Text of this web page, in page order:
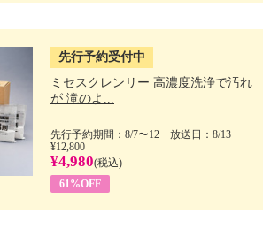
先行予約受付中
ミセスクレンリー 高濃度洗浄で汚れ
が 滝のよ...
先行予約期間：8/7〜12 放送日：8/13
¥12,800
¥4,980(税込)
61%OFF